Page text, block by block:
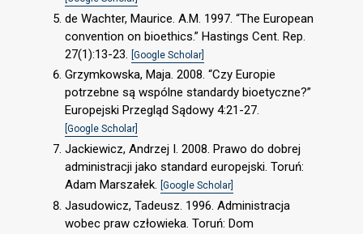
de Wachter, Maurice. A.M. 1997. “The European
convention on bioethics.” Hastings Cent. Rep.
27(1):13-23.
[Google Scholar]
Grzymkowska, Maja. 2008. “Czy Europie
potrzebne są wspólne standardy bioetyczne?”
Europejski Przegląd Sądowy 4:21-27.
[Google Scholar]
Jackiewicz, Andrzej I. 2008. Prawo do dobrej
administracji jako standard europejski. Toruń:
Adam Marszałek. [Google Scholar]
Jasudowicz, Tadeusz. 1996. Administracja
wobec praw człowieka. Toruń: Dom